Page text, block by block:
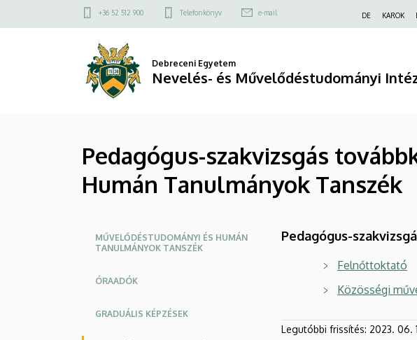
Pedagógus-
szakvizsgás
továbbképzések
a
Felső
menü
+36 52 512 900 Telefonkönyv e-mail
Felső
DE KAROK
Debreceni Egyetem
Nevelés- és Művelődéstudományi
Pedagógus-szakvizsgás
Humán Tanulmányok Tanszék
Oldalmenü
MŰVELŐDÉSTUDOMÁNYI ÉS HUMÁN
TANULMÁNYOK TANSZÉK
ÓRAADÓK
GRADUÁLIS KÉPZÉSEK
Pedagógus-
Felnőttoktató
Közösségi
Legutóbbi frissítés: 2023. 06.